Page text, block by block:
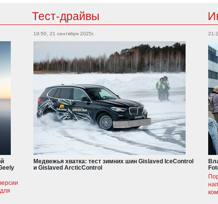
Тест-драйвы
19:50, 21 сентября 2025г.
Медвежья хватка: тест зимних шин Gislaved IceControl
и Gislaved ArcticControl